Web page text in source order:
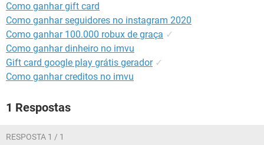
GUIA DE COMPRAS
Como ganhar gift card
Como ganhar seguidores no instagram 2020
Como ganhar 100.000 robux de graça ✓
Como ganhar dinheiro no imvu
Gift card google play grátis gerador ✓
Como ganhar creditos no imvu
1 Respostas
RESPOSTA 1 / 1